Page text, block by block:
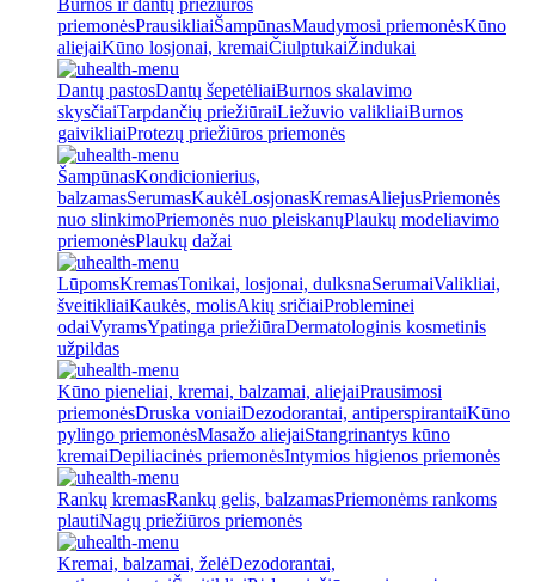
Burnos ir dantų priežiūros
priemonėsPrausikliaiŠampūnasMaudymosi priemonėsKūno
aliejaiKūno losjonai, kremaiČiulptukaiŽindukai
Dantų pastosDantų šepetėliaiBurnos skalavimo
skysčiaiTarpdančių priežiūraiLiežuvio valikliaiBurnos
gaivikliaiProtezų priežiūros priemonės
ŠampūnasKondicionierius,
balzamasSerumasKaukėLosjonasKremasAliejusPriemonės
nuo slinkimoPriemonės nuo pleiskanųPlaukų modeliavimo
priemonėsPlaukų dažai
LūpomsKremasTonikai, losjonai, dulksnaSerumaiValikliai,
šveitikliaiKaukės, molisAkių sričiaiProbleminei
odaiVyramsYpatinga priežiūraDermatologinis kosmetinis
užpildas
Kūno pieneliai, kremai, balzamai, aliejaiPrausimosi
priemonėsDruska voniaiDezodorantai, antiperspirantaiKūno
pylingo priemonėsMasažo aliejaiStangrinantys kūno
kremaiDepiliacinės priemonėsIntymios higienos priemonės
Rankų kremasRankų gelis, balzamasPriemonėms rankoms
plautiNagų priežiūros priemonės
Kremai, balzamai, želėDezodorantai,